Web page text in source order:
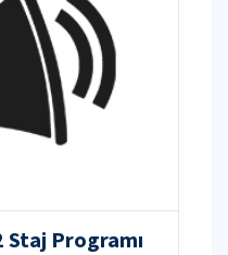
Staj Programı